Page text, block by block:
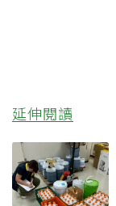
延伸閱讀